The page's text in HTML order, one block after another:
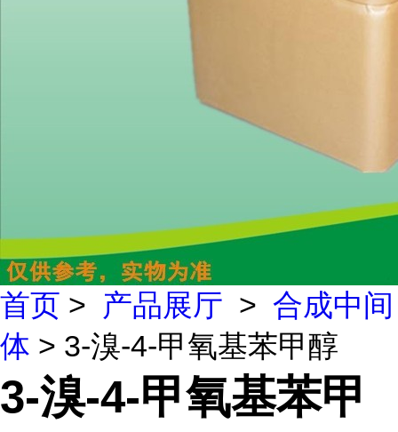
首页 > 产品展厅 > 合成中间
体 > 3-溴-4-甲氧基苯甲醇
3-溴-4-甲氧基苯甲